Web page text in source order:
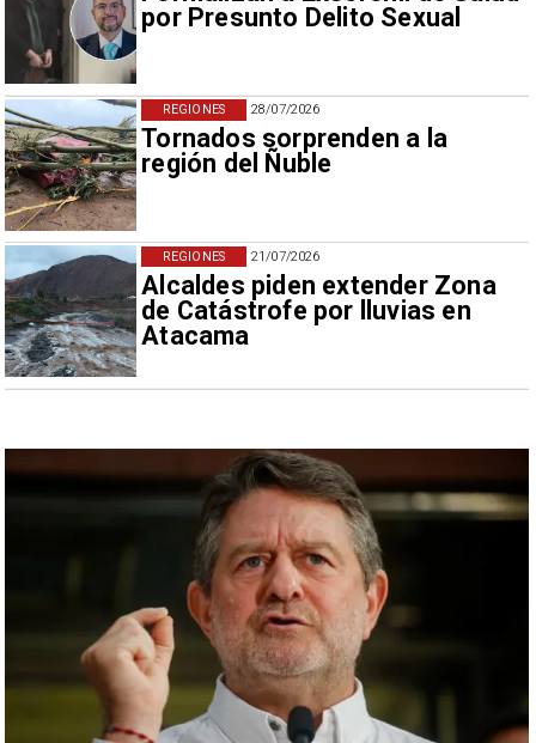
por Presunto Delito Sexual
28/07/2026
Tornados sorprenden a la
región del Ñuble
REGIONES
21/07/2026
Alcaldes piden extender Zona
de Catástrofe por lluvias en
Atacama
REGIONES